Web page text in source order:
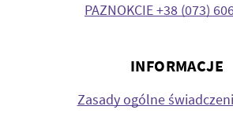
PAZNOKCIE +38 (073)
INFORMACJE
Zasady ogólne